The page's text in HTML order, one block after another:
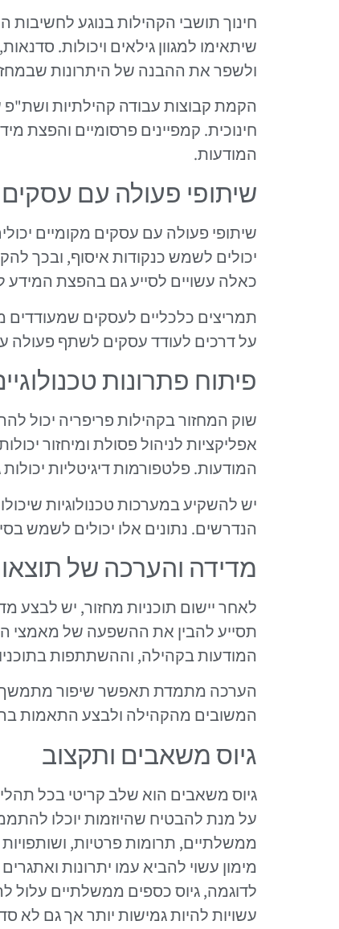
חינוך תושבי הקהילות בנוגע
שיתאימו למגוון גילאים ויכולות.
ולשפר את ההבנה של היתרונות
הקמת קבוצות עבודה קהילתיות
חינוכית. קמפיינים פרסומיים והפצת
המודעות.
שיתופי פעולה עם
שיתופי פעולה עם עסקים מקומיים
יכולים לשמש כנקודות איסוף, ובכך
כאלה עשויים לסייע גם בהפצת המידע
תמריצים כלכליים לעסקים שמעודדים
על דרכים לעודד עסקים לשתף פעולה
פיתוח פתרונות
שוק המחזור בקהילות פריפריה יכול
אפליקציות לניהול פסולת ומיחזור
המודעות. פלטפורמות דיגיטליות
יש להשקיע במערכות טכנולוגיות
הנדרשים. נתונים אלו יכולים לשמש
מדידה והערכה של
לאחר יישום תוכניות מחזור, יש
תסייע להבין את ההשפעה של מאמצי
המודעות בקהילה, וההשתתפות
הערכה מתמדת תאפשר שיפור מתמשך
המשובים מהקהילה ולבצע התאמות
גיוס משאבים ותקצוב
גיוס משאבים הוא שלב קריטי בכל
על מנת להבטיח שהיוזמות יוכלו
ממשלתיים, תרומות פרטיות,
מימון עשוי להביא עמו יתרונות
לדוגמה, גיוס כספים ממשלתיים עלול
עשויות להיות גמישות יותר אך גם לא